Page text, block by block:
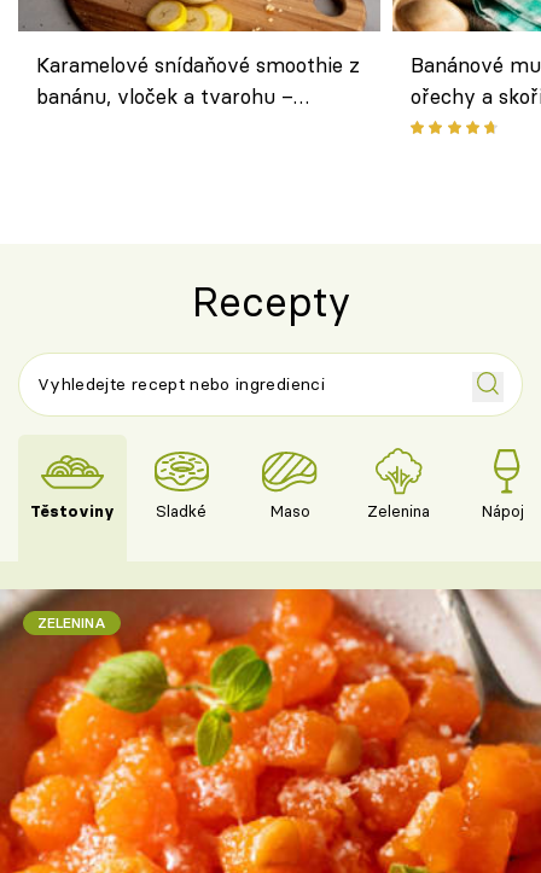
Karamelové snídaňové smoothie z
banánu, vloček a tvarohu –
Banánové
ořechy a
Recepty
Těstoviny Sladké Maso Zelenina Nápoje
ZELENINA